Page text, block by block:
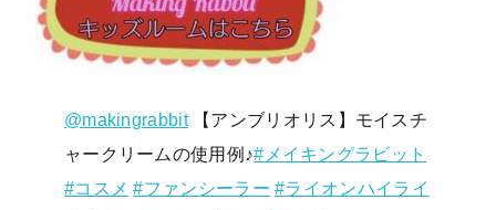
@makingrabbit【アンブリオリス】モイスチ
ャークリームの使用例♪#メイキングラビット
#コスメ #ファンシーラー #ライオンハイライ